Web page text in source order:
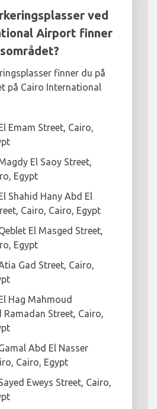
ved
Airport finner
finner du på
på Cairo International
Emam Street, Cairo,
El Saoy Street,
Egypt
Shahid Hany Abd El
Cairo, Cairo, Egypt
El Masged Street,
Egypt
Gad Street, Cairo,
Hag Mahmoud
Ramadan Street, Cairo,
Abd El Nasser
Cairo, Egypt
Eweys Street, Cairo,